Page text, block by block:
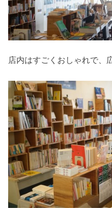
店内はすごくおしゃれで、